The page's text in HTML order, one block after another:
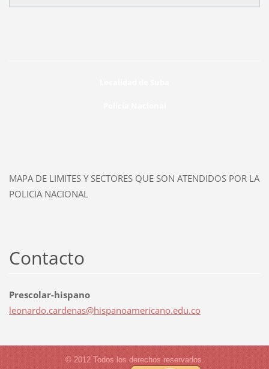
MAPA DE LIMITES Y SECTORES QUE SON ATENDIDOS POR LA
POLICIA NACIONAL
Contacto
Prescolar-hispano
leonardo.cardenas@hispanoamericano.edu.co
© 2012 Todos los derechos reservados.